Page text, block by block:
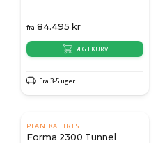
fra 84.495 kr
LÆG I KURV
Fra 3-5 uger
PLANIKA FIRES
Forma 2300 Tunnel